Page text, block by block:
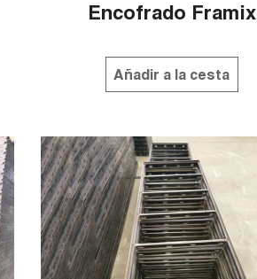
Encofrado Framix
Añadir a la cesta